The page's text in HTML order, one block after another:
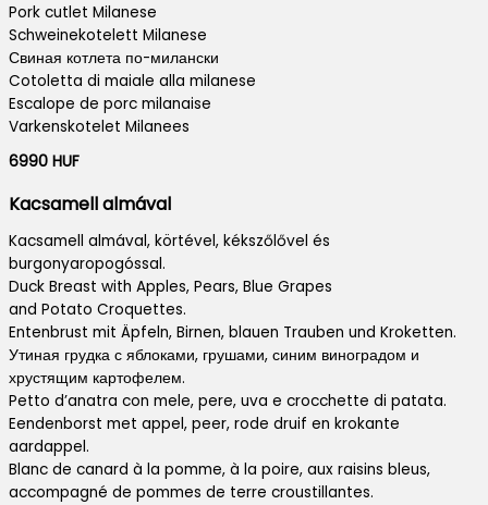
Pork cutlet Milanese
Schweinekotelett Milanese
Свиная котлета по-милански
Cotoletta di maiale alla milanese
Escalope de porc milanaise
Varkenskotelet Milanees
6990 HUF
Kacsamell almával
Kacsamell almával, körtével, kékszőlővel és
burgonyaropogóssal.
Duck Breast with Apples, Pears, Blue Grapes
and Potato Croquettes.
Entenbrust mit Äpfeln, Birnen, blauen Trauben und Kroketten.
Утиная грудка с яблоками, грушами, синим виноградом и
хрустящим картофелем.
Petto d’anatra con mele, pere, uva e crocchette di patata.
Eendenborst met appel, peer, rode druif en krokante
aardappel.
Blanc de canard à la pomme, à la poire, aux raisins bleus,
accompagné de pommes de terre croustillantes.